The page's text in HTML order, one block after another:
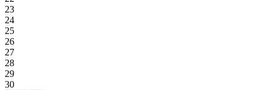
23
24
25
26
27
28
29
30